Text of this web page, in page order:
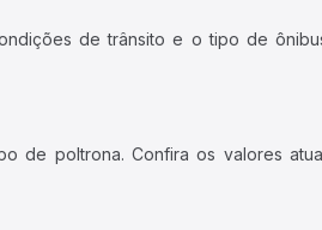
de trânsito e o tipo de
de poltrona. Confira os valores